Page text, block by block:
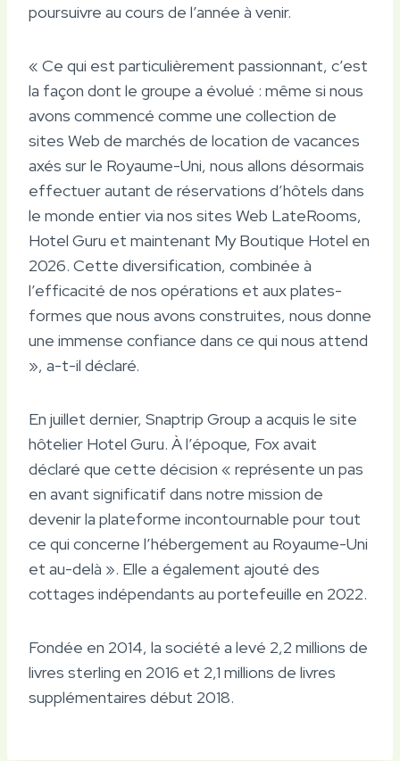
poursuivre au cours de l’année à venir.
« Ce qui est particulièrement passionnant, c’est
la façon dont le groupe a évolué : même si nous
avons commencé comme une collection de
sites Web de marchés de location de vacances
axés sur le Royaume-Uni, nous allons désormais
effectuer autant de réservations d’hôtels dans
le monde entier via nos sites Web LateRooms,
Hotel Guru et maintenant My Boutique Hotel en
2026. Cette diversification, combinée à
l’efficacité de nos opérations et aux plates-
formes que nous avons construites, nous donne
une immense confiance dans ce qui nous attend
», a-t-il déclaré.
En juillet dernier, Snaptrip Group a acquis le site
hôtelier Hotel Guru. À l’époque, Fox avait
déclaré que cette décision « représente un pas
en avant significatif dans notre mission de
devenir la plateforme incontournable pour tout
ce qui concerne l’hébergement au Royaume-Uni
et au-delà ». Elle a également ajouté des
cottages indépendants au portefeuille en 2022.
Fondée en 2014, la société a levé 2,2 millions de
livres sterling en 2016 et 2,1 millions de livres
supplémentaires début 2018.